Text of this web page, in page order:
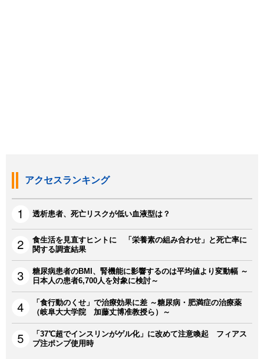
アクセスランキング
透析患者、死亡リスクが低い血液型は？
食生活を見直すヒントに 「栄養素の組み合わせ」と死亡率に
関する調査結果
糖尿病患者のBMI、腎機能に影響するのは平均値より変動幅 ～
日本人の患者6,700人を対象に検討～
「食行動のくせ」で治療効果に差 ～糖尿病・肥満症の治療薬
（岐阜大大学院 加藤丈博准教授ら）～
「37℃超でインスリンがゲル化」に改めて注意喚起 フィアス
プ注ポンプ使用時